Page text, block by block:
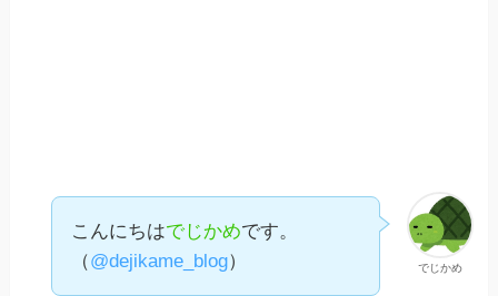
でじかめ
こんにちはでじかめです。
（@dejikame_blog）